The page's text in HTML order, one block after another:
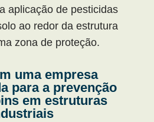
aplicação de pesticidas
ao redor da estrutura
zona de proteção.
uma empresa
para a prevenção
em estruturas